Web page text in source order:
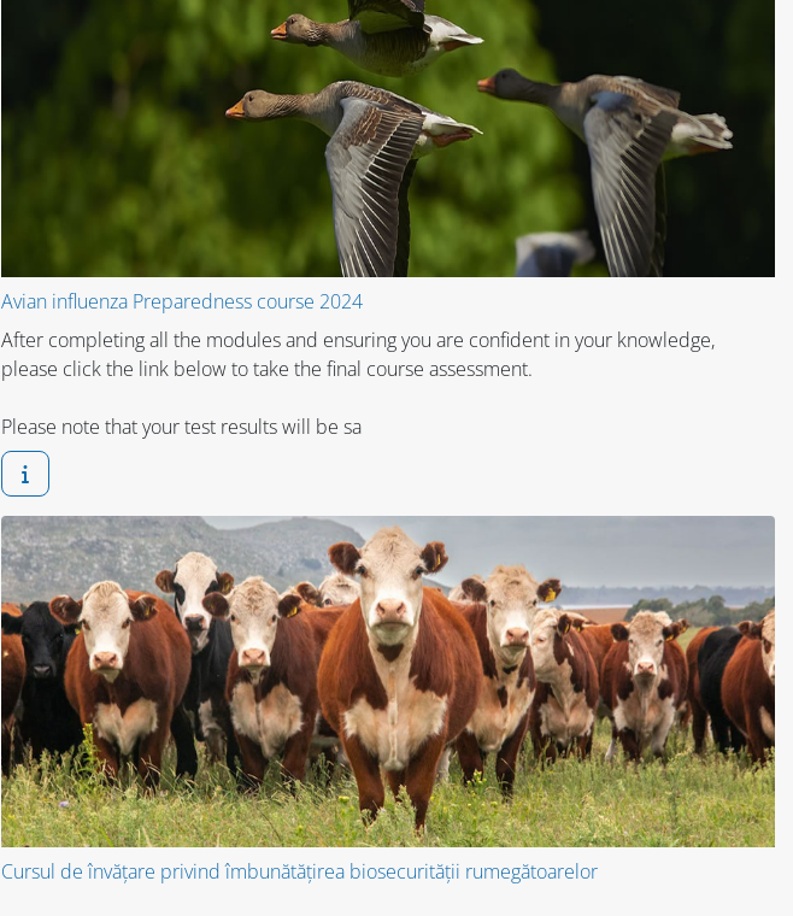
Avian influenza Preparedness course 2024
After completing all the modules and ensuring you are confident in your knowledge,
please click the link below to take the final course assessment.
Please note that your test results will be sa
Cursul de învățare privind îmbunătățirea biosecurității rumegătoarelor